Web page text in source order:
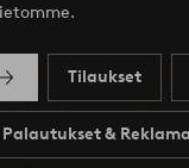
Tilaukset
Palautukset &